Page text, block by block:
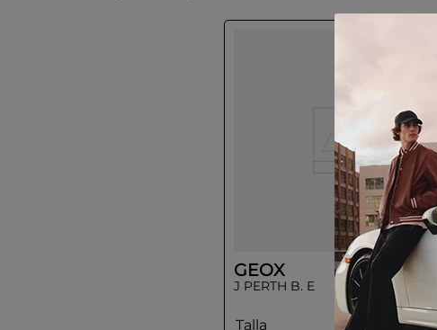
GEOX
J PERTH B. E
Talla